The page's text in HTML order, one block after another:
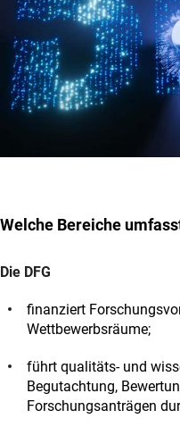
Welche Bereiche
Die DFG
finanziert
Wettbewerbsräume;
führt qualitäts- und
Begutachtung,
Forschungsanträgen